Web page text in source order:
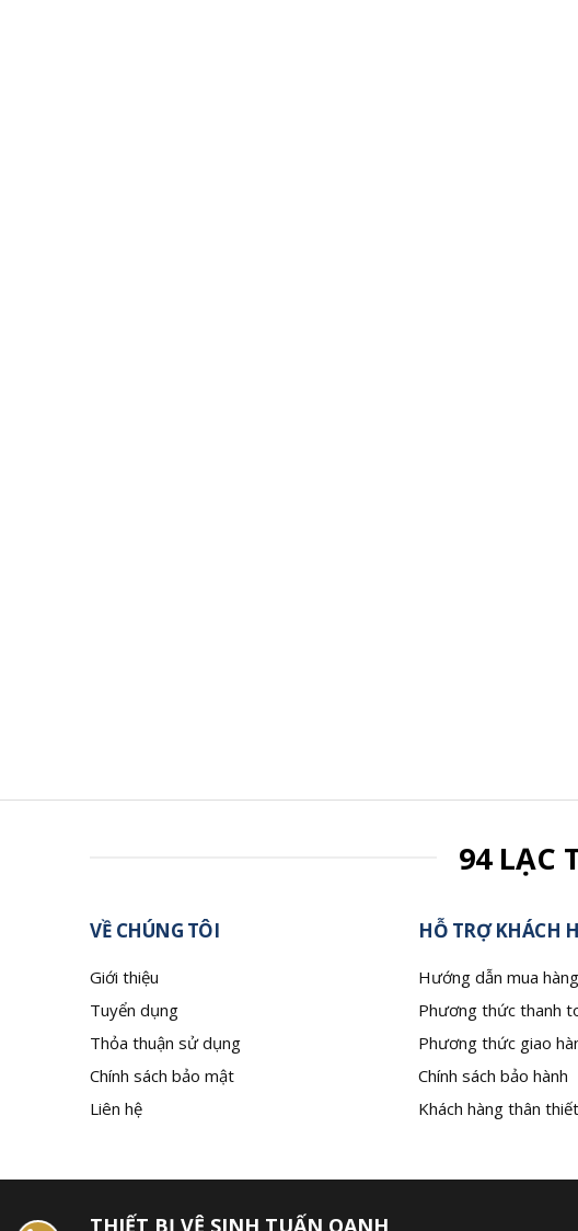
94 LẠC
VỀ CHÚNG TÔI
Giới thiệu
Tuyển dụng
Thỏa thuận sử dụng
Chính sách bảo mật
Liên hệ
HỖ TRỢ KHÁCH
Hướng dẫn mua hàng
Phương thức thanh
Phương thức giao
Chính sách bảo hành
Khách hàng thân thiết
THIẾT BỊ VỆ SINH TUẤN OANH